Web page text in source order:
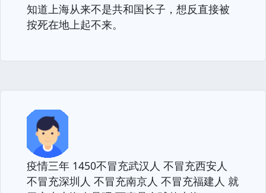
知道上海从来不是共和国长子，想反直接被
按死在地上起不来。
疫情三年 1450不冒充武汉人 不冒充西安人
不冒充深圳人 不冒充南京人 不冒充福建人 就